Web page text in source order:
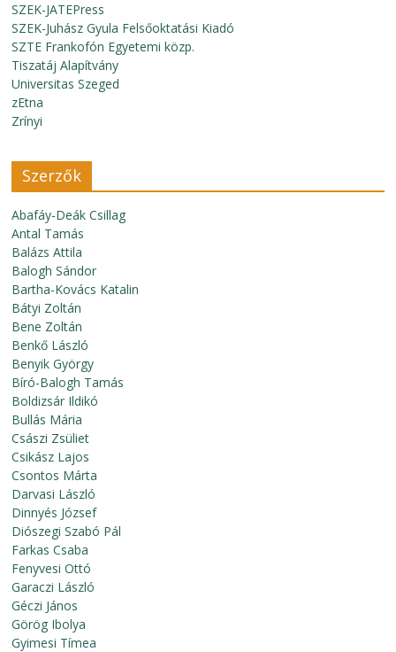
SZEK-JATEPress
SZEK-Juhász Gyula Felsőoktatási Kiadó
SZTE Frankofón Egyetemi közp.
Tiszatáj Alapítvány
Universitas Szeged
zEtna
Zrínyi
Szerzők
Abafáy-Deák Csillag
Antal Tamás
Balázs Attila
Balogh Sándor
Bartha-Kovács Katalin
Bátyi Zoltán
Bene Zoltán
Benkő László
Benyik György
Bíró-Balogh Tamás
Boldizsár Ildikó
Bullás Mária
Császi Zsüliet
Csikász Lajos
Csontos Márta
Darvasi László
Dinnyés József
Diószegi Szabó Pál
Farkas Csaba
Fenyvesi Ottó
Garaczi László
Géczi János
Görög Ibolya
Gyimesi Tímea